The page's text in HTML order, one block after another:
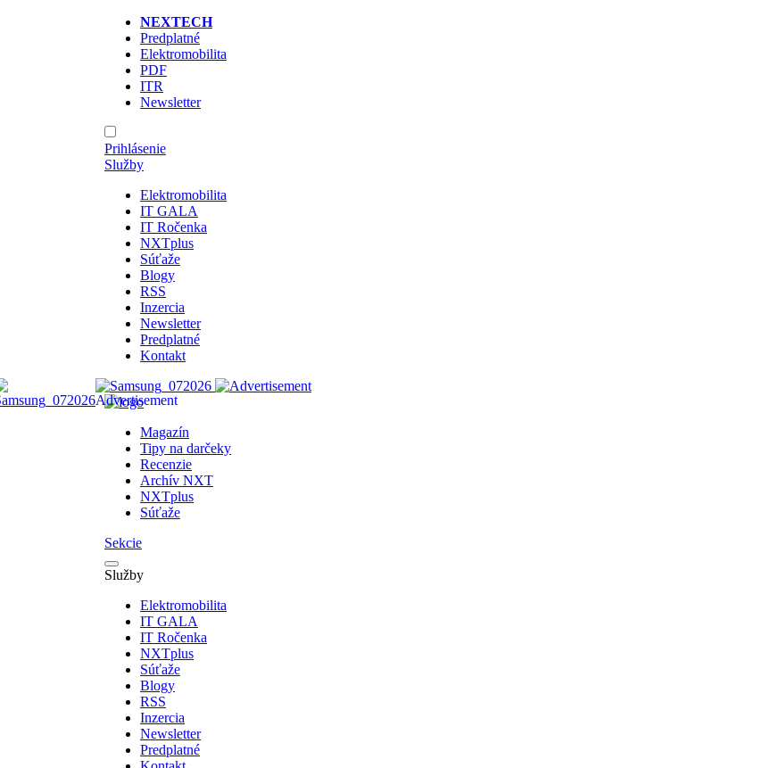
NEXTECH
Predplatné
Elektromobilita
PDF
ITR
Newsletter
Prihlásenie
Služby
Elektromobilita
IT GALA
IT Ročenka
NXTplus
Súťaže
Blogy
RSS
Inzercia
Newsletter
Predplatné
Kontakt
Magazín
Tipy na darčeky
Recenzie
Archív NXT
NXTplus
Súťaže
Sekcie
Služby
Elektromobilita
IT GALA
IT Ročenka
NXTplus
Súťaže
Blogy
RSS
Inzercia
Newsletter
Predplatné